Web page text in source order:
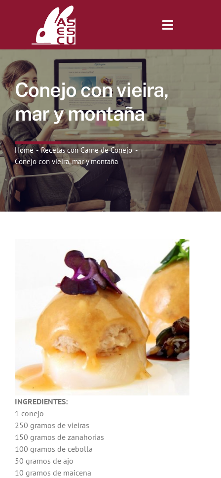
Toggle
Inicio
Revista
Tienda
Lonjas
Symposiums
Contactar
WooCommerce My Account
WooCommerce Cart
Conejo con vieira,
mar y montaña
Home
Recetas con Carne de Conejo
Conejo con vieira, mar y montaña
INGREDIENTES:
1 conejo
250 gramos de vieiras
150 gramos de zanahorias
100 gramos de cebolla
50 gramos de ajo
10 gramos de maicena